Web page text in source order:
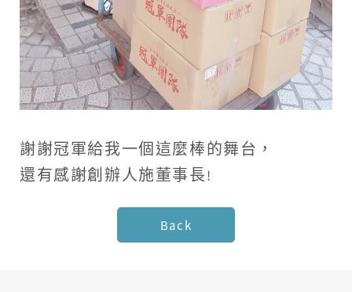
謝謝冠軍給我一個這麼棒的舞台，
還有感謝創辦人施董事長!
Back